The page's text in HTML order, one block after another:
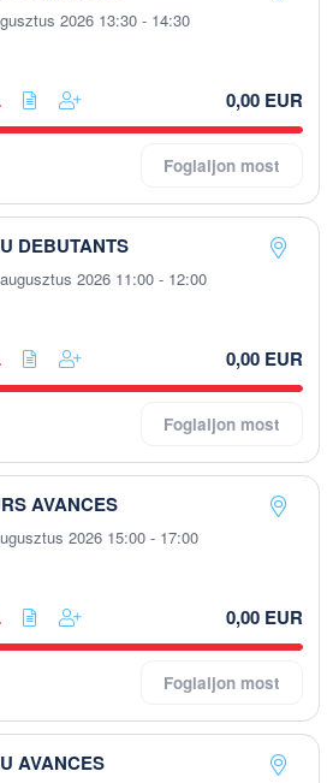
2026 13:30 - 14:30
0,00 EUR
Foglaljon most
DEBUTANTS
2026 11:00 - 12:00
0,00 EUR
Foglaljon most
AVANCES
2026 15:00 - 17:00
0,00 EUR
Foglaljon most
AVANCES